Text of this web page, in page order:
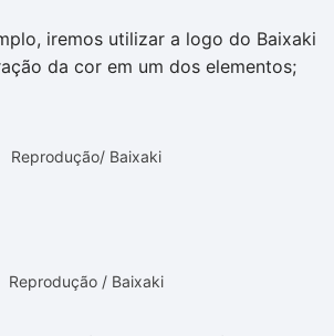
iremos utilizar a logo do Baixaki
da cor em um dos elementos;
Reprodução/ Baixaki
Reprodução / Baixaki